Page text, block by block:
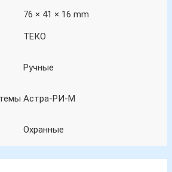
76 × 41 × 16 mm
ТЕКО
Ручные
Астра-РИ-М
Охранные